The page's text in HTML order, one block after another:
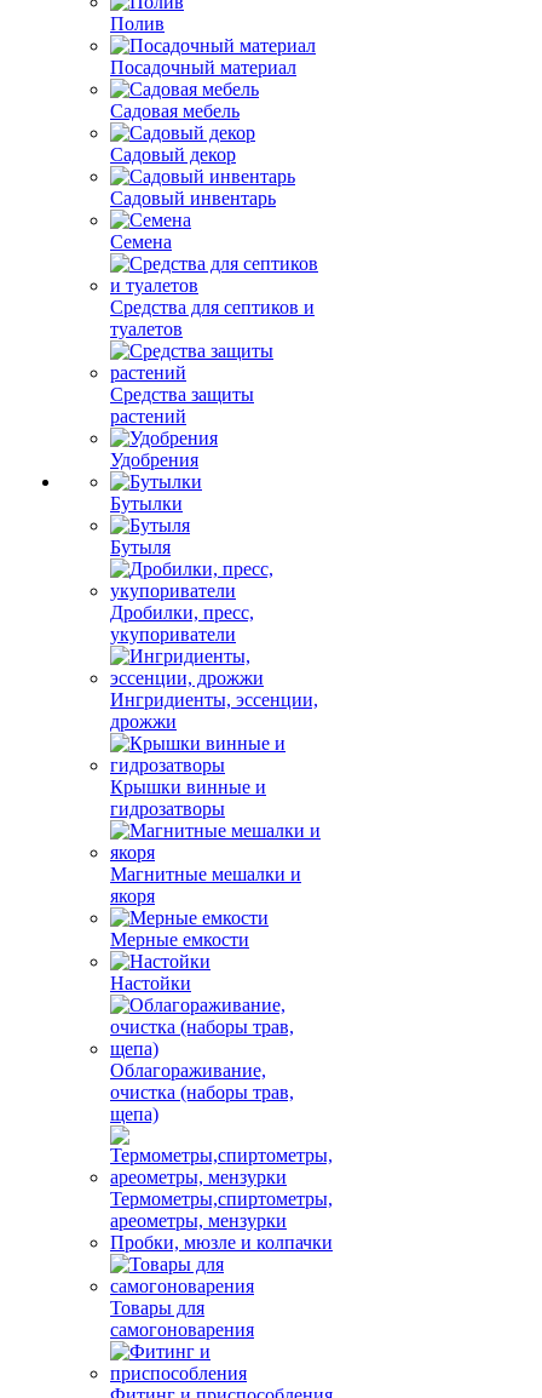
Полив
Посадочный материал
Садовая мебель
Садовый декор
Садовый инвентарь
Семена
Средства для септиков и
туалетов
Средства защиты
растений
Удобрения
Бутылки
Бутыля
Дробилки, пресс,
укупориватели
Ингридиенты, эссенции,
дрожжи
Крышки винные и
гидрозатворы
Магнитные мешалки и
якоря
Мерные емкости
Настойки
Облагораживание,
очистка (наборы трав,
щепа)
Термометры,спиртометры,
ареометры, мензурки
Пробки, мюзле и колпачки
Товары для
самогоноварения